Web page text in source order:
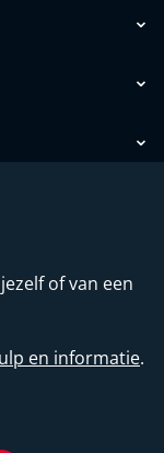
of van een
en informatie.